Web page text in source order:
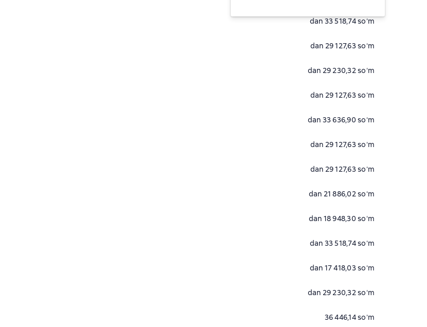
dan 33 518,74 soʻm
dan 29 127,63 soʻm
dan 29 230,32 soʻm
dan 29 127,63 soʻm
dan 33 636,90 soʻm
dan 29 127,63 soʻm
dan 29 127,63 soʻm
dan 21 886,02 soʻm
dan 18 948,30 soʻm
dan 33 518,74 soʻm
dan 17 418,03 soʻm
dan 29 230,32 soʻm
36 446,14 soʻm